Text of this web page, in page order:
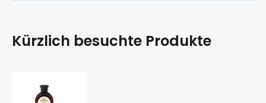
Kürzlich besuchte Produkte